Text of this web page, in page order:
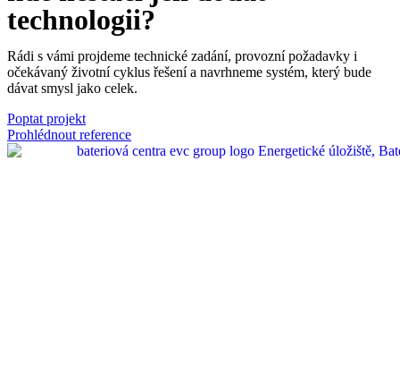
technologii?
Rádi s vámi projdeme technické zadání, provozní požadavky i
očekávaný životní cyklus řešení a navrhneme systém, který bude
dávat smysl jako celek.
Poptat projekt
Prohlédnout reference